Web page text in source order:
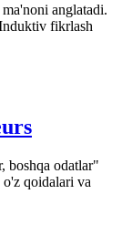
anglatadi.
fikrlash
boshqa odatlar"
qoidalari va